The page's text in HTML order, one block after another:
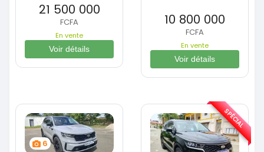
21 500 000
FCFA
En vente
Voir détails
10 800 000
FCFA
En vente
Voir détails
6
SPÉCIAL